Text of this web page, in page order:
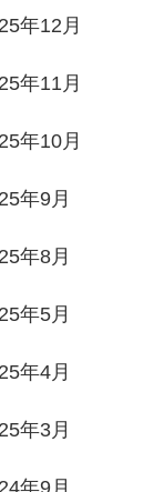
年12月
年11月
年10月
年9月
年8月
年5月
年4月
年3月
年9月